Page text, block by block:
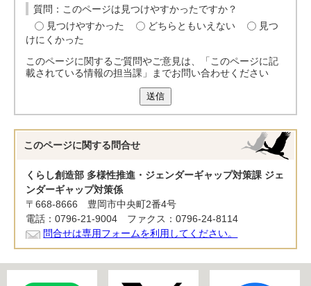
質問：このページは見つけやすかったですか？
見つけやすかった
どちらともいえない
見つ
けにくかった
このページに関するご質問やご意見は、「このページに記
載されている情報の担当課」までお問い合わせください
送信
このページに関する 問合せ
くらし創造部 多様性推進・ジェンダーギャップ対策課 ジェ
ンダーギャップ対策係
〒668-8666 豊岡市中央町2番4号
電話：0796-21-9004 ファクス：0796-24-8114
問合せは専用フォームを利用してください。